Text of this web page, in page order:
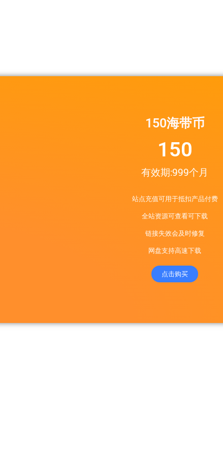
150海带币
有效期:999个月
150
站点充值可用于抵扣产品付费
全站资源可查看可下载
链接失效会及时修复
网盘支持高速下载
点击购买